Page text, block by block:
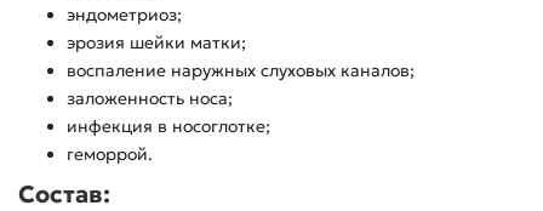
эндометриоз;
эрозия шейки матки;
воспаление наружных слуховых каналов;
заложенность носа;
инфекция в носоглотке;
геморрой.
Состав: